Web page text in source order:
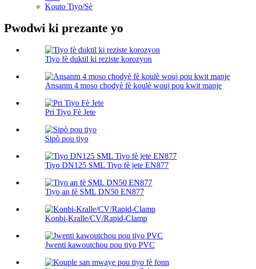
Kouto Tiyo/Sè
Pwodwi ki prezante yo
Tiyo fè duktil ki reziste korozyon
Ansanm 4 moso chodyè fè koulè wouj pou kwit manje
Pri Tiyo Fè Jete
Sipò pou tiyo
Tiyo DN125 SML Tiyo fè jete EN877
Tiyo an fè SML DN50 EN877
Konbi-Kralle/CV/Rapid-Clamp
Jwenti kawoutchou pou tiyo PVC